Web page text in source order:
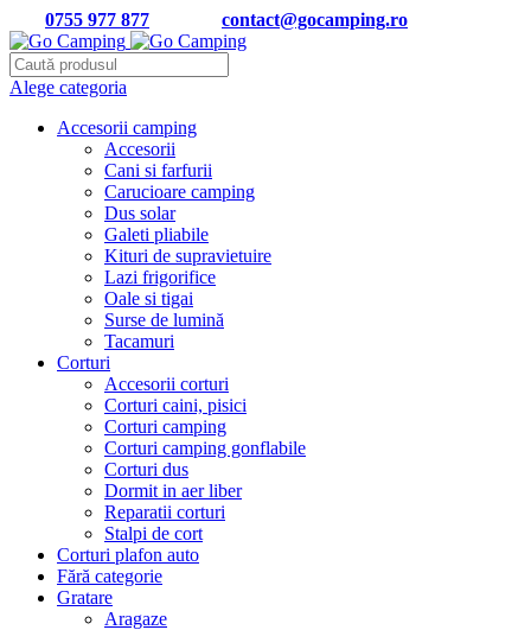
0755 977 877 contact@gocamping.ro
Alege categoria
Accesorii camping
Accesorii
Cani si farfurii
Carucioare camping
Dus solar
Galeti pliabile
Kituri de supravietuire
Lazi frigorifice
Oale si tigai
Surse de lumină
Tacamuri
Corturi
Accesorii corturi
Corturi caini, pisici
Corturi camping
Corturi camping gonflabile
Corturi dus
Dormit in aer liber
Reparatii corturi
Stalpi de cort
Corturi plafon auto
Fără categorie
Gratare
Aragaze